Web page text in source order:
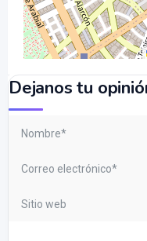
Dejanos tu